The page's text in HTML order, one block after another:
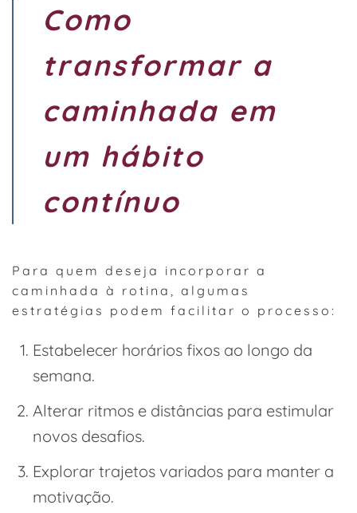
Como
transformar a
caminhada em
um hábito
contínuo
Para quem deseja incorporar a
caminhada à rotina, algumas
estratégias podem facilitar o processo:
Estabelecer horários fixos ao longo da
semana.
Alterar ritmos e distâncias para estimular
novos desafios.
Explorar trajetos variados para manter a
motivação.